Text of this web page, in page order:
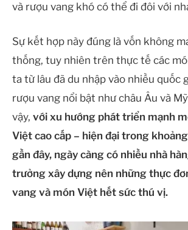
và rượu vang khó có thể đi đôi với
Sự kết hợp này đúng là vốn không
thống, tuy nhiên trên thực tế các
ta từ lâu đã du nhập vào nhiều quốc
rượu vang nổi bật như châu Âu và
vậy, với xu hướng phát triển mạnh
Việt cao cấp – hiện đại trong
gần đây, ngày càng có nhiều nhà
trưởng xây dựng nên những thực
vang và món Việt hết sức thú vị.